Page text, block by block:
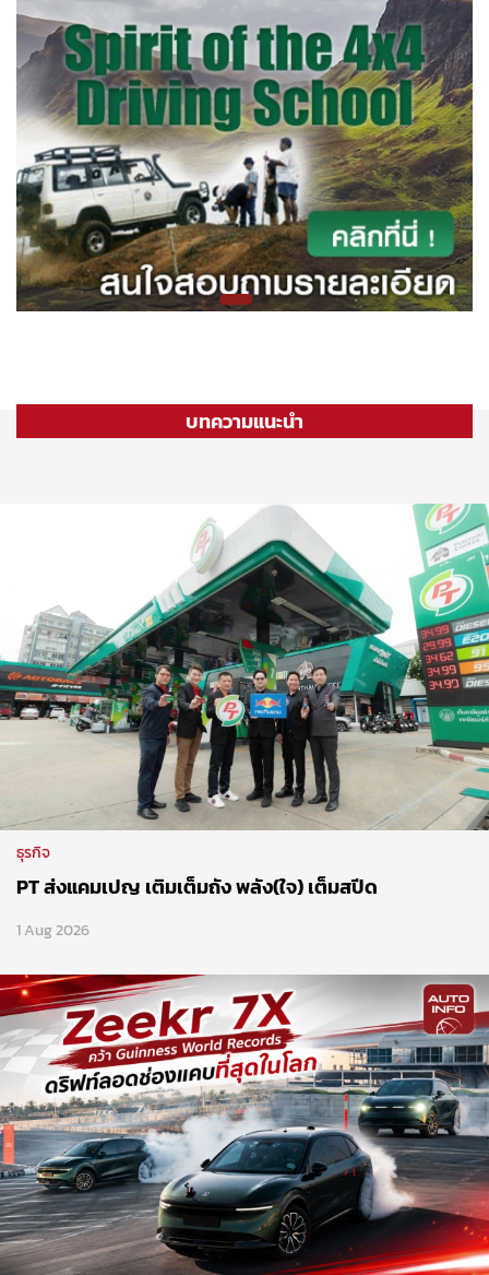
บทความแนะนำ
ธุรกิจ
PT ส่งแคมเปญ เติมเต็มถัง พลัง(ใจ) เต็มสปีด
1 Aug 2026